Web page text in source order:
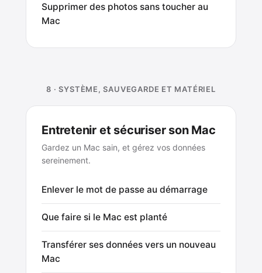
Supprimer des photos sans toucher au
Mac
8 · SYSTÈME, SAUVEGARDE ET MATÉRIEL
Entretenir et sécuriser son Mac
Gardez un Mac sain, et gérez vos données
sereinement.
Enlever le mot de passe au démarrage
Que faire si le Mac est planté
Transférer ses données vers un nouveau
Mac